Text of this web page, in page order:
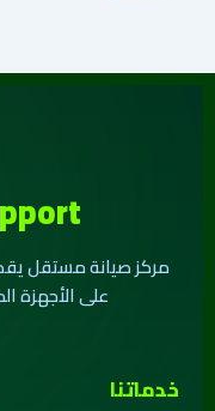
مركز صيانة مستقل
على الأجهزة
خدماتنا